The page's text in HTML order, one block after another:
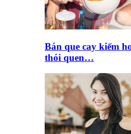
Bán que cay kiếm
thói quen…